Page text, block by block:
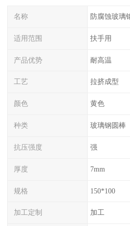
名称 防腐蚀玻璃
适用范围 扶手用
产品优势 耐高温
工艺 拉挤成型
颜色 黄色
种类 玻璃钢圆棒
抗压强度 强
厚度 7mm
规格 150*100
加工定制 加工